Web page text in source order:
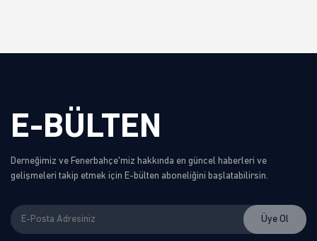
E-BÜLTEN
Derneğimiz ve Fenerbahçe'miz hakkında en güncel haberleri ve
gelişmeleri takip etmek için E-bülten aboneliğini başlatabilirsin.